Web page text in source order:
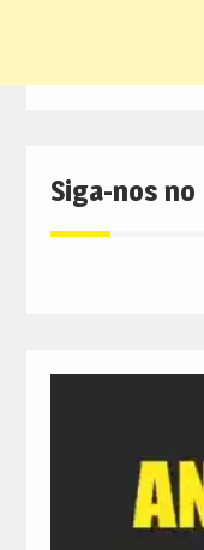
Siga-nos no